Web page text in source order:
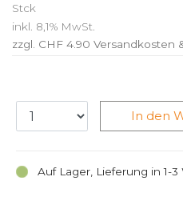
Stck
inkl. 8,1% MwSt.
zzgl. CHF 4.90 Versandkosten
Auf Lager, Lieferung in 1-
In den